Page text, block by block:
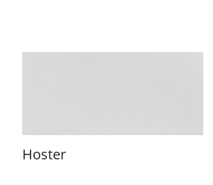
Hoster